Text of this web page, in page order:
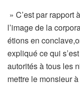
» C’est par rapport
l’image de la
étions en
expliqué ce qui
autorités à tous les
mettre le monsieur